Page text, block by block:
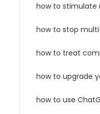
how to stimulate
how to stop
how to treat
how to upgrade
how to use